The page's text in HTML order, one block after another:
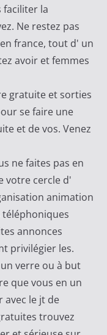
faciliter la
Ne restez pas
france, tout d' un
avoir et femmes
gratuite et sorties
se faire une
et de vos. Venez
ne faites pas en
votre cercle d'
animation
annonces
privilégier les.
verre ou à but
que vous en un
avec le jt de
trouvez